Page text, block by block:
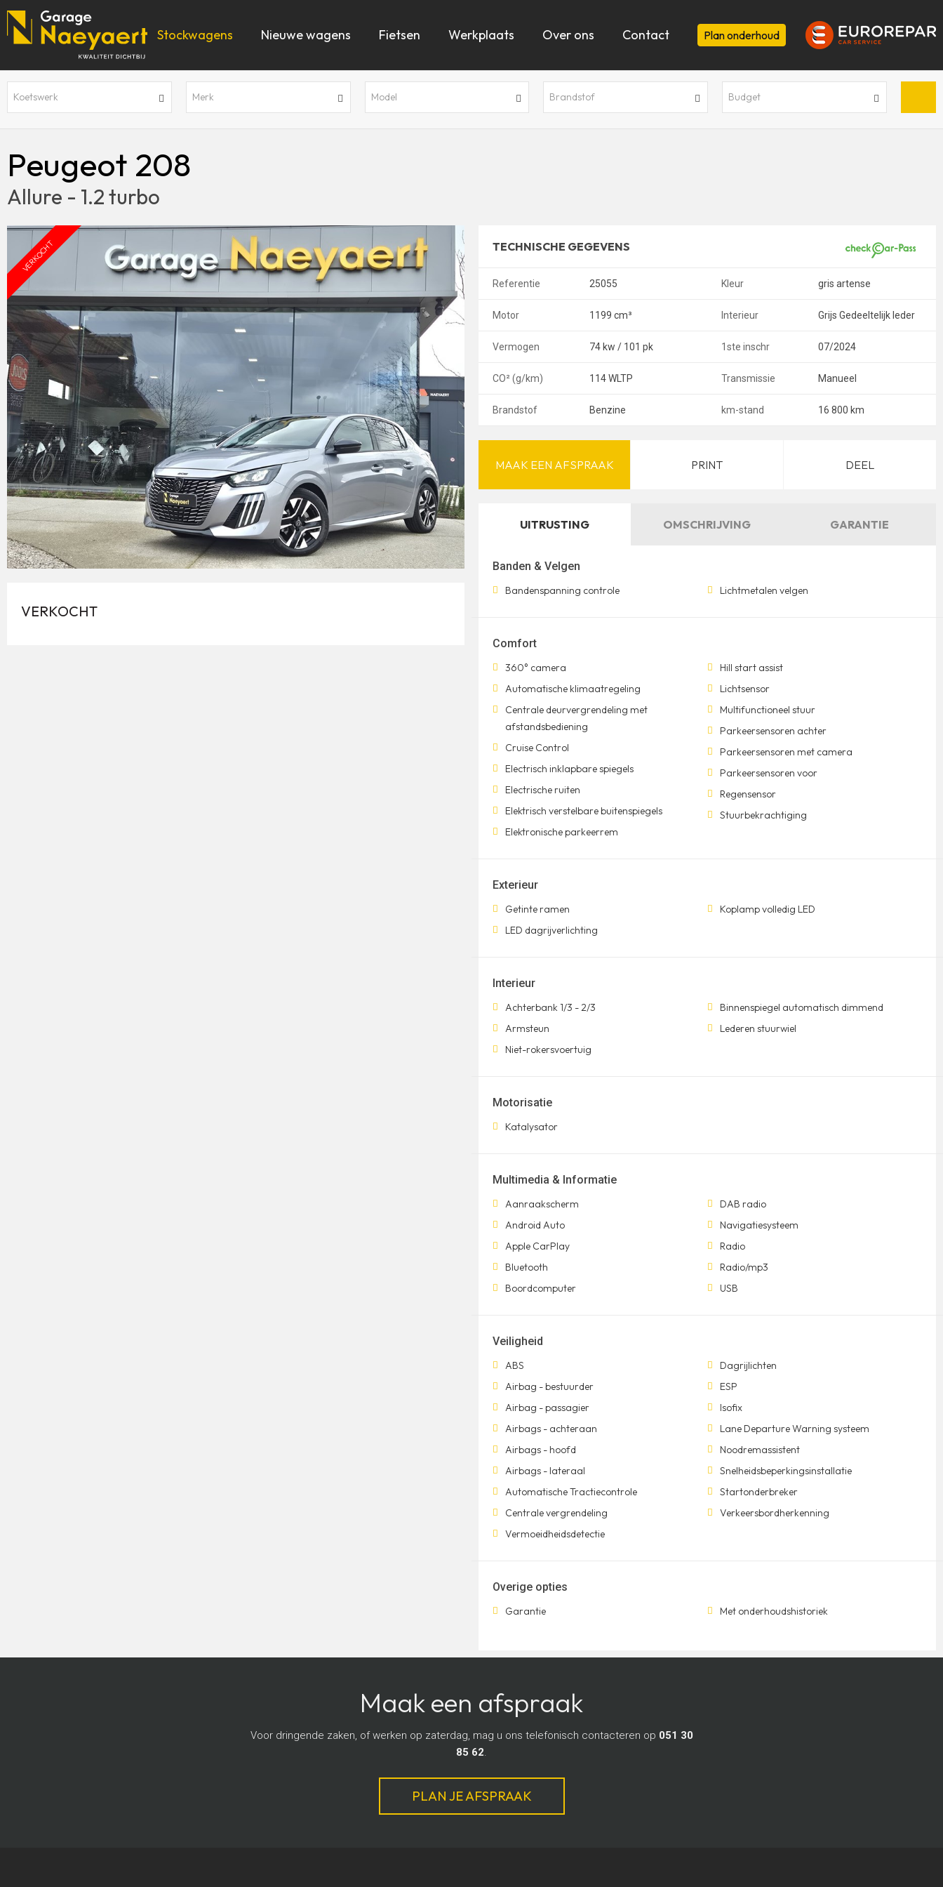
Stockwagens Nieuwe wagens Fietsen Werkplaats Over ons Contact Plan onderhoud
Koetswerk Merk Model Brandstof Budget
Peugeot 208
Allure - 1.2 turbo
VERKOCHT
VERKOCHT
TECHNISCHE GEGEVENS
Referentie 25055
Motor 1199 cm³
Vermogen 74 kw / 101 pk
CO² (g/km) 114 WLTP
Brandstof Benzine
Kleur gris artense
Interieur Grijs Gedeeltelijk leder
1ste inschr 07/2024
Transmissie Manueel
km-stand 16 800 km
MAAK EEN AFSPRAAK PRINT DEEL
UITRUSTING OMSCHRIJVING GARANTIE
Banden & Velgen
Bandenspanning controle Lichtmetalen velgen
Comfort
360° camera
Automatische klimaatregeling
Centrale deurvergrendeling met
afstandsbediening
Cruise Control
Electrisch inklapbare spiegels
Electrische ruiten
Elektrisch verstelbare buitenspiegels
Elektronische parkeerrem
Hill start assist
Lichtsensor
Multifunctioneel stuur
Parkeersensoren achter
Parkeersensoren met camera
Parkeersensoren voor
Regensensor
Stuurbekrachtiging
Exterieur
Getinte ramen
LED dagrijverlichting
Koplamp volledig LED
Interieur
Achterbank 1/3 - 2/3
Armsteun
Niet-rokersvoertuig
Binnenspiegel automatisch dimmend
Lederen stuurwiel
Motorisatie
Katalysator
Multimedia & Informatie
Aanraakscherm
Android Auto
Apple CarPlay
Bluetooth
Boordcomputer
DAB radio
Navigatiesysteem
Radio
Radio/mp3
USB
Veiligheid
ABS
Airbag - bestuurder
Airbag - passagier
Airbags - achteraan
Airbags - hoofd
Airbags - lateraal
Automatische Tractiecontrole
Centrale vergrendeling
Vermoeidheidsdetectie
Dagrijlichten
ESP
Isofix
Lane Departure Warning systeem
Noodremassistent
Snelheidsbeperkingsinstallatie
Startonderbreker
Verkeersbordherkenning
Overige opties
Garantie Met onderhoudshistoriek
Maak een afspraak
Voor dringende zaken, of werken op zaterdag, mag u ons telefonisch contacteren op 051 30
85 62.
PLAN JE AFSPRAAK